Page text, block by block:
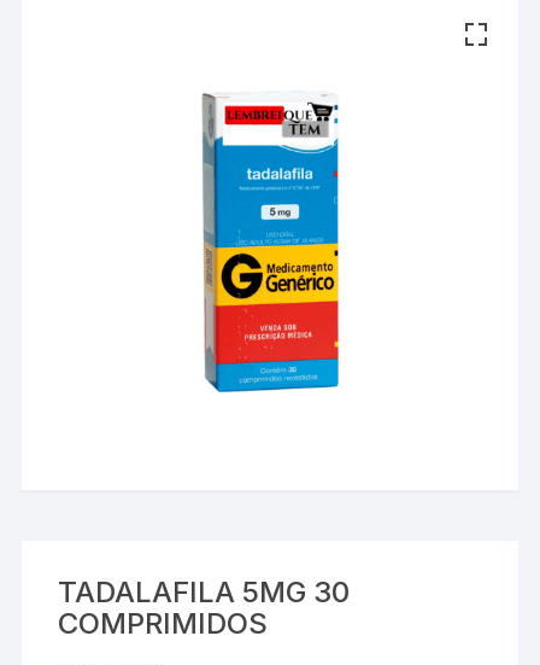
TADALAFILA 5MG 30
COMPRIMIDOS